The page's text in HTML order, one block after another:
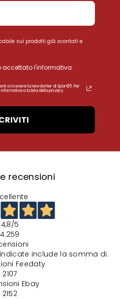
sui prodotti già scontati e
accettato l'informativa
a ricevere la newsletter di Sport85. Per
a tutela della privacy.
recensioni
4,8/5
4.259
include la somma di:
Feedaty
2107
Ebay
2152